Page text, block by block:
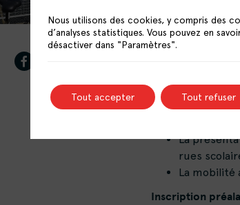
L’objectif de ce
l’appropriation
Il abordera
Les
La
rues
La mobilité
Inscription
Nous utilisons des cookies, y compris des
d’analyses statistiques. Vous pouvez en
désactiver dans "Paramètres".
Tout accepter Tout refuser